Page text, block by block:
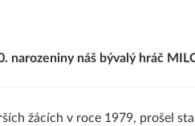
narozeniny náš bývalý hráč
žácích v roce 1979, prošel